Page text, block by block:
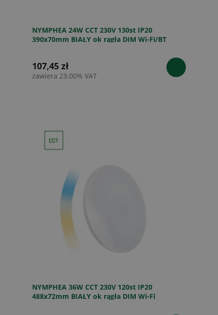
NYMPHEA 24W CCT 230V 130st IP20
390x70mm BIAŁY ok rągła DIM Wi-Fi/BT
107,45 zł
zawiera 23.00% VAT
NYMPHEA 36W CCT 230V 120st IP20
488x72mm BIAŁY ok rągła DIM Wi-Fi